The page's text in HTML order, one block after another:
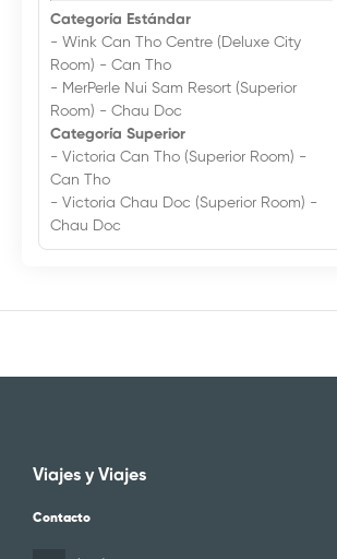
Categoría Estándar
- Wink Can Tho Centre (Deluxe City
Room) - Can Tho
- MerPerle Nui Sam Resort (Superior
Room) - Chau Doc
Categoría Superior
- Victoria Can Tho (Superior Room) -
Can Tho
- Victoria Chau Doc (Superior Room) -
Chau Doc
Viajes y Viajes
Contacto